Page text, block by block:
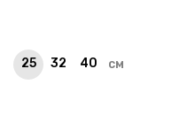
25 32 40 см